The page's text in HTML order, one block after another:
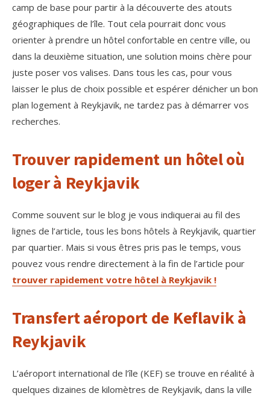
camp de base pour partir à la découverte des atouts
géographiques de l’île. Tout cela pourrait donc vous
orienter à prendre un hôtel confortable en centre ville, ou
dans la deuxième situation, une solution moins chère pour
juste poser vos valises. Dans tous les cas, pour vous
laisser le plus de choix possible et espérer dénicher un bon
plan logement à Reykjavik, ne tardez pas à démarrer vos
recherches.
Trouver rapidement un hôtel où
loger à Reykjavik
Comme souvent sur le blog je vous indiquerai au fil des
lignes de l’article, tous les bons hôtels à Reykjavik, quartier
par quartier. Mais si vous êtres pris pas le temps, vous
pouvez vous rendre directement à la fin de l’article pour
trouver rapidement votre hôtel à Reykjavik !
Transfert aéroport de Keflavik à
Reykjavik
L’aéroport international de l’île (KEF) se trouve en réalité à
quelques dizaines de kilomètres de Reykjavik, dans la ville